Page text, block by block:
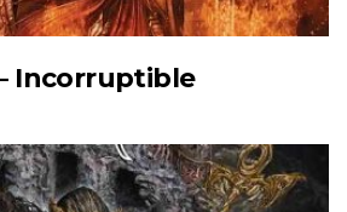
– Incorruptible